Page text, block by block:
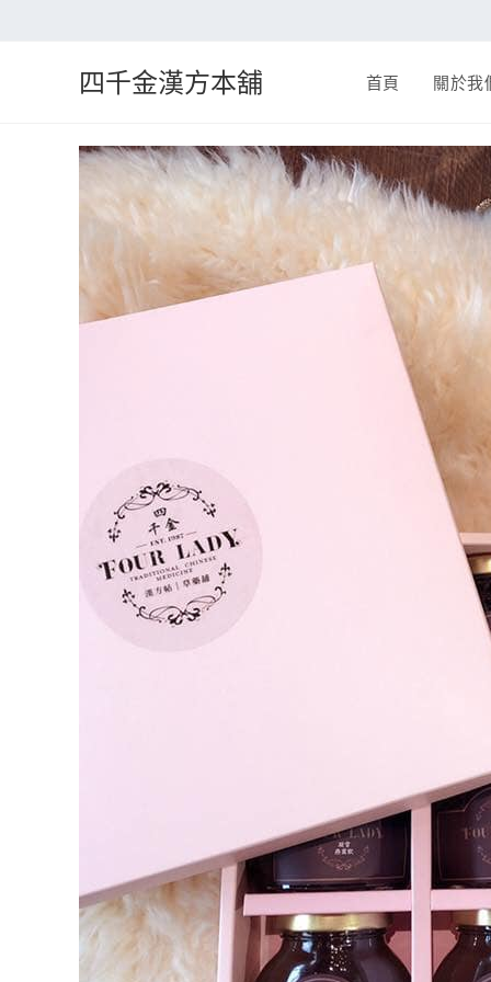
四千金漢方本舖 首頁 關於我